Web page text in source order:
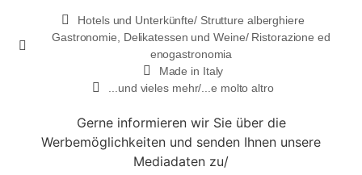
Hotels und Unterkünfte/ Strutture alberghiere
Gastronomie, Delikatessen und Weine/ Ristorazione ed
enogastronomia
Made in Italy
...und vieles mehr/...e molto altro
Gerne informieren wir Sie über die
Werbemöglichkeiten und senden Ihnen unsere
Mediadaten zu/